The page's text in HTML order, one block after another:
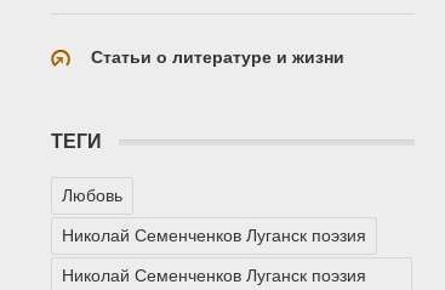
Статьи о литературе и жизни
ТЕГИ
Любовь
Николай Семенченков Луганск поэзия
Николай Семенченков Луганск поэзия